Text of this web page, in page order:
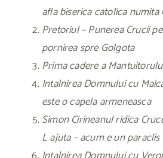
afla biserica catolica numita
Pretoriul – Punerea Crucii
pornirea spre Golgota
Prima cadere a
Intalnirea Domnului cu
este o capela armeneasca
Simon Cirineanul ridica
L ajuta – acum e un